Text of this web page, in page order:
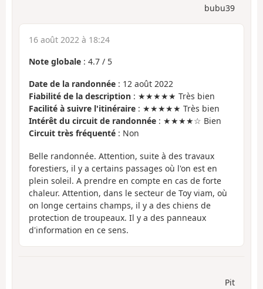
bubu39
16 août 2022 à 18:24
Note globale : 4.7 / 5
Date de la randonnée : 12 août 2022
Fiabilité de la description : ★★★★★ Très bien
Facilité à suivre l'itinéraire : ★★★★★ Très bien
Intérêt du circuit de randonnée : ★★★★☆ Bien
Circuit très fréquenté : Non
Belle randonnée. Attention, suite à des travaux
forestiers, il y a certains passages où l'on est en
plein soleil. A prendre en compte en cas de forte
chaleur. Attention, dans le secteur de Toy viam, où
on longe certains champs, il y a des chiens de
protection de troupeaux. Il y a des panneaux
d'information en ce sens.
Pit